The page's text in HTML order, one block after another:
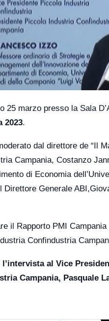
25 marzo presso la Sala
2023.
dal direttore de “Il
Campania, Costanzo
di Economia
Direttore Generale
il Rapporto PMI
Confindustria
l’intervista al Vice
Campania, Pasquale